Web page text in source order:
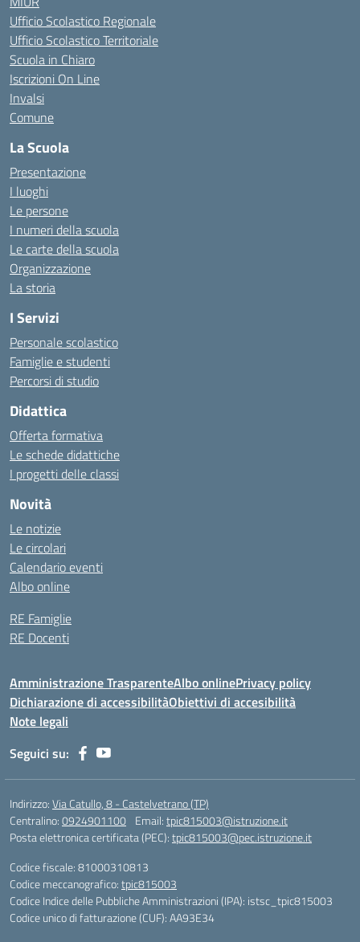
Ufficio Scolastico Regionale
Ufficio Scolastico Territoriale
Scuola in Chiaro
Iscrizioni On Line
Invalsi
Comune
La Scuola
Presentazione
I luoghi
Le persone
I numeri della scuola
Le carte della scuola
Organizzazione
La storia
I Servizi
Personale scolastico
Famiglie e studenti
Percorsi di studio
Didattica
Offerta formativa
Le schede didattiche
I progetti delle classi
Novità
Le notizie
Le circolari
Calendario eventi
Albo online
RE Famiglie
RE Docenti
Amministrazione TrasparenteAlbo onlinePrivacy policy
Dichiarazione di accessibilitàObiettivi di accesibilità
Note legali
Seguici su:
Indirizzo:Via Catullo, 8 - Castelvetrano (TP)
Centralino:0924901100 Email:tpic815003@istruzione.it
Posta elettronica certificata (PEC):tpic815003@pec.istruzione.it
Codice fiscale: 81000310813
Codice meccanografico:tpic815003
Codice Indice delle Pubbliche Amministrazioni (IPA): istsc_tpic815003
Codice unico di fatturazione (CUF): AA93E34